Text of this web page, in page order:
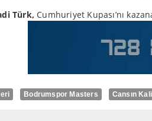
Türk, Cumhuriyet Kupası’nı
Bodrumspor Masters Cansın